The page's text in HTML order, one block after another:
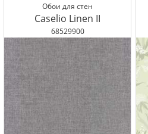
Обои для стен
Caselio Linen II
68529900